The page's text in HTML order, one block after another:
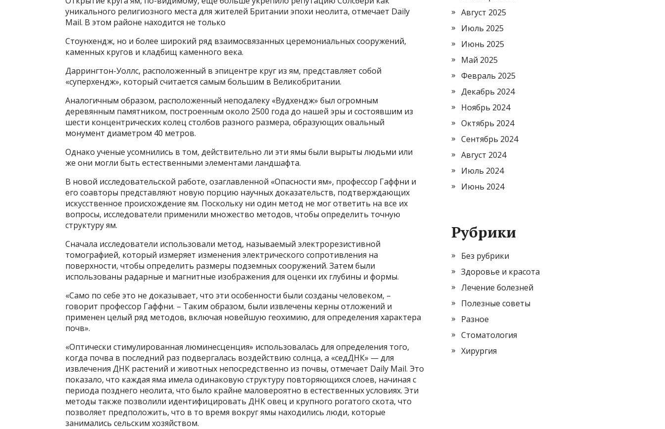
уникального религиозного места для жителей Британии эпохи неолита, отмечает Daily
Mail. В этом районе находится не только
Стоунхендж, но и более широкий ряд взаимосвязанных церемониальных сооружений,
каменных кругов и кладбищ каменного века.
Даррингтон-Уоллс, расположенный в эпицентре круг из ям, представляет собой
«суперхендж», который считается самым большим в Великобритании.
Аналогичным образом, расположенный неподалеку «Вудхендж» был огромным
деревянным памятником, построенным около 2500 года до нашей эры и состоявшим из
шести концентрических колец столбов разного размера, образующих овальный
монумент диаметром 40 метров.
Однако ученые усомнились в том, действительно ли эти ямы были вырыты людьми или
же они могли быть естественными элементами ландшафта.
В новой исследовательской работе, озаглавленной «Опасности ям», профессор Гаффни и
его соавторы представляют новую порцию научных доказательств, подтверждающих
искусственное происхождение ям. Поскольку ни один метод не мог ответить на все их
вопросы, исследователи применили множество методов, чтобы определить точную
структуру ям.
Сначала исследователи использовали метод, называемый электрорезистивной
томографией, который измеряет изменения электрического сопротивления на
поверхности, чтобы определить размеры подземных сооружений. Затем были
использованы радарные и магнитные изображения для оценки их глубины и формы.
«Само по себе это не доказывает, что эти особенности были созданы человеком, –
говорит профессор Гаффни. – Таким образом, были извлечены керны отложений и
применен целый ряд методов, включая новейшую геохимию, для определения характера
почв».
«Оптически стимулированная люминесценция» использовалась для определения того,
когда почва в последний раз подвергалась воздействию солнца, а «седДНК» — для
извлечения ДНК растений и животных непосредственно из почвы, отмечает Daily Mail. Это
показало, что каждая яма имела одинаковую структуру повторяющихся слоев, начиная с
периода позднего неолита, что было крайне маловероятно в естественных условиях. Эти
методы также позволили идентифицировать ДНК овец и крупного рогатого скота, что
позволяет предположить, что в то время вокруг ямы находились люди, которые
занимались сельским хозяйством.
Август 2025
Июль 2025
Июнь 2025
Май 2025
Февраль 2025
Декабрь 2024
Ноябрь 2024
Октябрь 2024
Сентябрь 2024
Август 2024
Июль 2024
Июнь 2024
Рубрики
Без рубрики
Здоровье и красота
Лечение болезней
Полезные советы
Разное
Стоматология
Хирургия